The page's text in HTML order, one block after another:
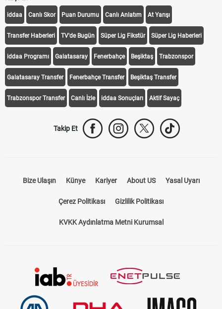
iddaa Canlı Skor Puan Durumu Canlı Anlatım At Yarışı
Transfer Haberleri TV'de Bugün Süper Lig Fikstür Süper Lig Haberleri
iddaa Programı Galatasaray Fenerbahçe Beşiktaş Trabzonspor
Galatasaray Transfer Fenerbahçe Transfer Beşiktaş Transfer
Trabzonspor Transfer Canlı İzle iddaa Sonuçları Aktif Sayaç
Takip Et
Bize Ulaşın Künye Kariyer About US Yasal Uyarı
Çerez Politikası Gizlilik Politikası
KVKK Aydınlatma Metni Kurumsal